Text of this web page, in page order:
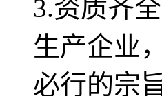
3.资质齐
生产企业
必行的宗